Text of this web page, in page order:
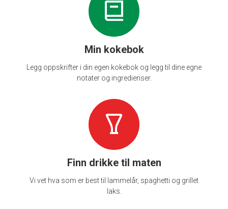
Min kokebok
Legg oppskrifter i din egen kokebok og legg til dine egne
notater og ingredienser.
Finn drikke til maten
Vi vet hva som er best til lammelår, spaghetti og grillet
laks.